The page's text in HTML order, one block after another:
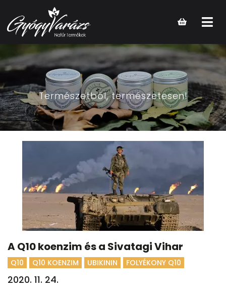
Open
main
Természetből, természetesen!
A Q10 koenzim és a Sivatagi Vihar
Q10 Q10 KOENZIM UBIKININ FOLYÉKONY Q10
2020. 11. 24.